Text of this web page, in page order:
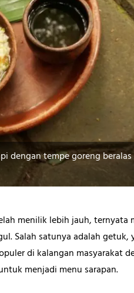
dengan tempe goreng
menilik lebih jauh, ternyata
Salah satunya adalah getuk,
di kalangan masyarakat
menjadi menu sarapan.